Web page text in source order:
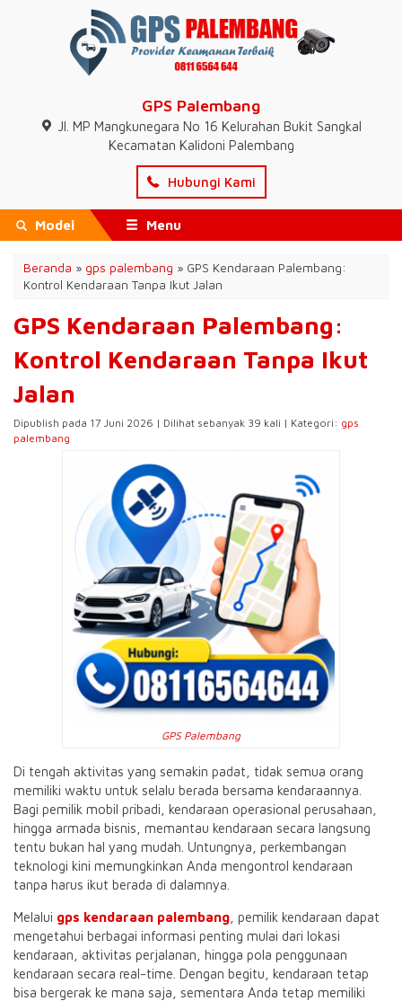
GPS Palembang
Jl. MP Mangkunegara No 16 Kelurahan Bukit Sangkal
Kecamatan Kalidoni Palembang
Hubungi Kami
Model Menu
Beranda » gps palembang » GPS Kendaraan Palembang:
Kontrol Kendaraan Tanpa Ikut Jalan
GPS Kendaraan Palembang:
Kontrol Kendaraan Tanpa Ikut
Jalan
Dipublish pada 17 Juni 2026 | Dilihat sebanyak 39 kali | Kategori: gps
palembang
GPS Palembang
Di tengah aktivitas yang semakin padat, tidak semua orang
memiliki waktu untuk selalu berada bersama kendaraannya.
Bagi pemilik mobil pribadi, kendaraan operasional perusahaan,
hingga armada bisnis, memantau kendaraan secara langsung
tentu bukan hal yang mudah. Untungnya, perkembangan
teknologi kini memungkinkan Anda mengontrol kendaraan
tanpa harus ikut berada di dalamnya.
Melalui gps kendaraan palembang , pemilik kendaraan dapat
mengetahui berbagai informasi penting mulai dari lokasi
kendaraan, aktivitas perjalanan, hingga pola penggunaan
kendaraan secara real-time. Dengan begitu, kendaraan tetap
bisa bergerak ke mana saja, sementara Anda tetap memiliki